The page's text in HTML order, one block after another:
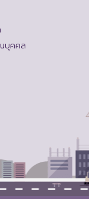
บุคคล